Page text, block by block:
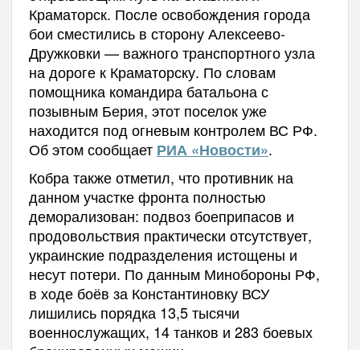
Краматорск. После освобождения города
бои сместились в сторону Алексеево-
Дружковки — важного транспортного узла
на дороге к Краматорску. По словам
помощника командира батальона с
позывным Берия, этот поселок уже
находится под огневым контролем ВС РФ.
Об этом сообщает РИА «Новости».
Кобра также отметил, что противник на
данном участке фронта полностью
деморализован: подвоз боеприпасов и
продовольствия практически отсутствует,
украинские подразделения истощены и
несут потери. По данным Минобороны РФ,
в ходе боёв за Константиновку ВСУ
лишились порядка 13,5 тысячи
военнослужащих, 14 танков и 283 боевых